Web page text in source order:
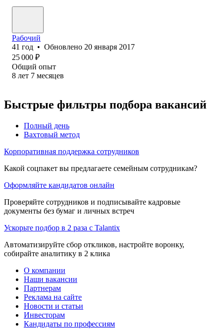
Рабочий
41 год • Обновлено 20 января 2017
25 000 ₽
Общий опыт
8 лет 7 месяцев
Быстрые фильтры подбора вакансий
Полный день
Вахтовый метод
Корпоративная поддержка сотрудников
Какой соцпакет вы предлагаете семейным сотрудникам?
Оформляйте кандидатов онлайн
Проверяйте сотрудников и подписывайте кадровые
документы без бумаг и личных встреч
Ускорьте подбор в 2 раза с Talantix
Автоматизируйте сбор откликов, настройте воронку,
собирайте аналитику в 2 клика
О компании
Наши вакансии
Партнерам
Реклама на сайте
Новости и статьи
Инвесторам
Кандидаты по профессиям